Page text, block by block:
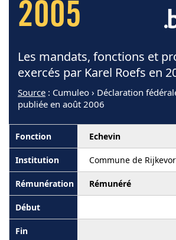
2005
Les mandats, fonctions et
exercés par Karel Roefs en
Source : Cumuleo › Déclaration
publiée en août 2006
Echevin
Commune de
Rémunéré